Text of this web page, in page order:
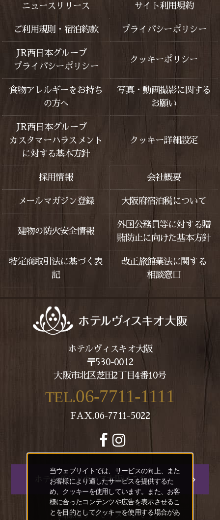
ニュースリリース サイト利用規約
ご利用規則・宿泊約款 プライバシーポリシー
JR西日本グループ
プライバシーポリシー
クッキーポリシー
食物アレルギーをお持ち
の方へ
写真・動画撮影に関する
お願い
JR西日本グループ
カスタマーハラスメント
に対する基本方針
クッキー詳細設定
採用情報 会社概要
メールマガジン登録 大阪府宿泊税について
建物の防火安全情報
外国公務員等に対する贈
賄防止に向けた基本方針
特定商取引法に基づく表
記
改正旅館業法に関する
相談窓口
ホテルヴィスキオ大阪
〒530-0012
大阪市北区芝田2丁目4番10号
TEL.06-7711-1111
FAX.06-7711-5022
ホテルグランヴィア大阪はこちら
画像はすべてイメージです。
当ウェブサイトでは、サービスの向上、また
お客様により適したサービスを提供するた
め、クッキーを使用しています。また、お客
様に合ったコンテンツや広告を表示させるこ
とを目的としてクッキーを使用する場合があ